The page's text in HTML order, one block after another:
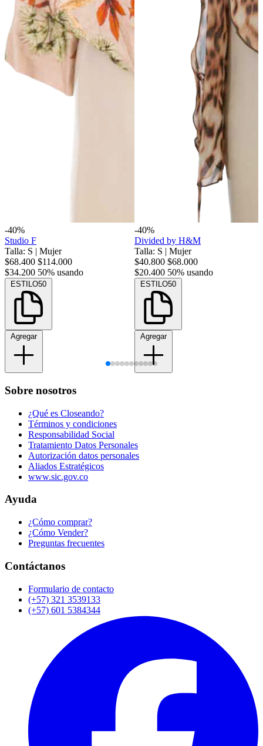
-40%
Studio F
Talla: S | Mujer
$68.400 $114.000
$34.200 50% usando
ESTILO50
Agregar
-40%
Divided by H&M
Talla: S | Mujer
$40.800 $68.000
$20.400 50% usando
ESTILO50
Agregar
Sobre nosotros
¿Qué es Closeando?
Términos y condiciones
Responsabilidad Social
Tratamiento Datos Personales
Autorización datos personales
Aliados Estratégicos
www.sic.gov.co
Ayuda
¿Cómo comprar?
¿Cómo Vender?
Preguntas frecuentes
Contáctanos
Formulario de contacto
(+57) 321 3539133
(+57) 601 5384344